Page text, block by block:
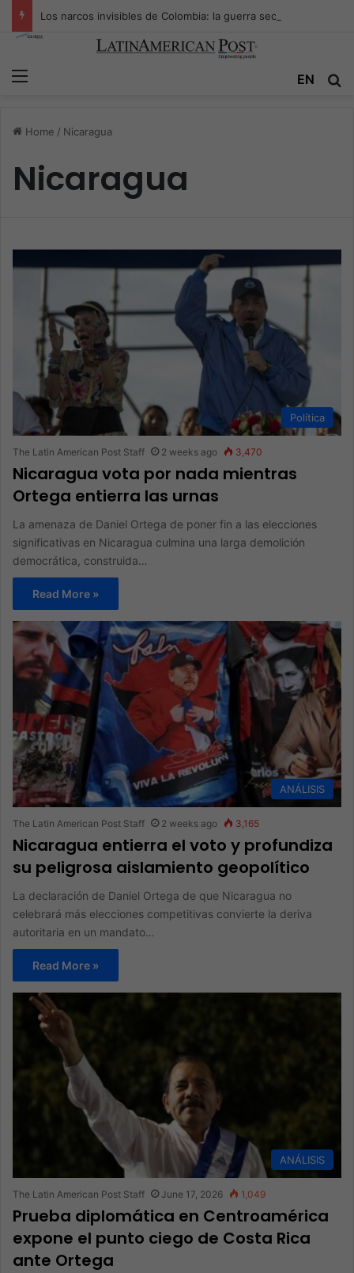
EN
Home / Nicaragua
Nicaragua
Política
The Latin American Post Staff 2 weeks ago 3,470
Nicaragua vota por nada mientras
Ortega entierra las urnas
La amenaza de Daniel Ortega de poner fin a las elecciones
significativas en Nicaragua culmina una larga demolición
democrática, construida…
Read More »
ANÁLISIS
The Latin American Post Staff 2 weeks ago 3,165
Nicaragua entierra el voto y profundiza
su peligrosa aislamiento geopolítico
La declaración de Daniel Ortega de que Nicaragua no
celebrará más elecciones competitivas convierte la deriva
autoritaria en un mandato…
Read More »
ANÁLISIS
The Latin American Post Staff June 17, 2026 1,049
Prueba diplomática en Centroamérica
expone el punto ciego de Costa Rica
ante Ortega